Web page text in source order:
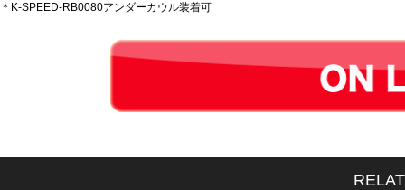
＊K-SPEED-RB0080アンダーカウル装着可